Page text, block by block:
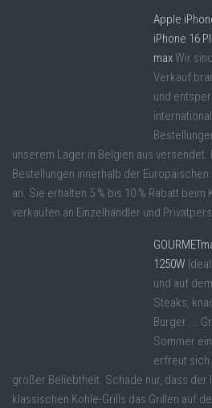
Apple
iPhone 16
maxWir
Verkauf
und
unserem Lager in Belgien aus versendet.
Bestellungen innerhalb der
an. Sie erhalten 5 % bis 10 % Rabatt beim
verkaufen an Einzelhändler und
1250W
und auf
Steaks,
Burger ...
Sommer
erfreut sich
großer Beliebtheit. Schade nur, dass der
klassischen Kohle-Grills das Grillen auf